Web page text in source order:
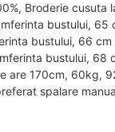
Broderie cusuta
bustului,
bustului, 66
bustului,
are 170cm, 60kg,
spalare